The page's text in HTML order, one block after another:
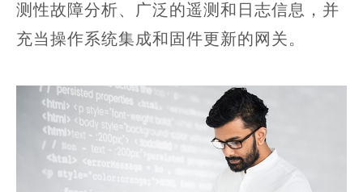
测性故障分析、广泛的遥测和日志信息，并
充当操作系统集成和固件更新的网关。